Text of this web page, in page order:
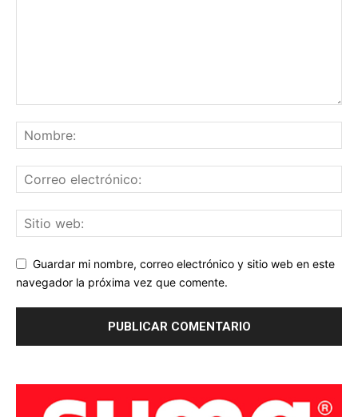
Guardar mi nombre, correo electrónico y sitio web en este
navegador la próxima vez que comente.